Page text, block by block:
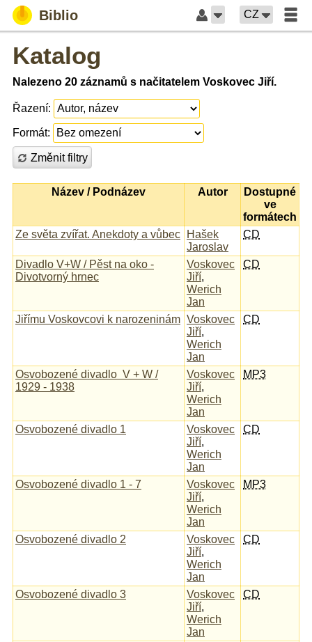
Biblio CZ
Katalog
Nalezeno 20 záznamů s načitatelem Voskovec Jiří.
Řazení:
Formát:
Změnit filtry
Název / Podnázev Autor
Dostupné
ve
formátech
Ze světa zvířat. Anekdoty a vůbec
Hašek
Jaroslav
CD
Divadlo V+W / Pěst na oko -
Divotvorný hrnec
Voskovec
Jiří,
Werich
Jan
CD
Jiřímu Voskovcovi k narozeninám Voskovec
Jiří,
Werich
Jan
CD
Osvobozené divadlo V + W /
1929 - 1938
Voskovec
Jiří,
Werich
Jan
MP3
Osvobozené divadlo 1
Voskovec
Jiří,
Werich
Jan
CD
Osvobozené divadlo 1 - 7
Voskovec
Jiří,
Werich
Jan
MP3
Osvobozené divadlo 2
Voskovec
Jiří,
Werich
Jan
CD
Osvobozené divadlo 3
Voskovec
Jiří,
Werich
Jan
CD